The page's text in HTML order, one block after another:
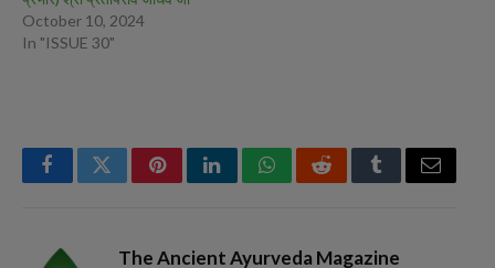
October 10, 2024
In "ISSUE 30"
FacebookTwitterPinterestLinkedInWhatsAppRedditTumblrEmail
The Ancient Ayurveda Magazine